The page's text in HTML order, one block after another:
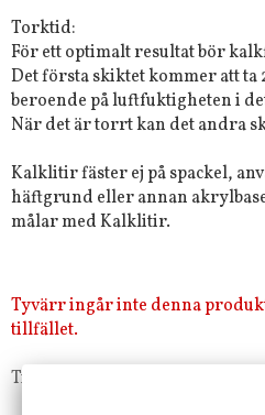
Torktid:
För ett optimalt resultat bör
Det första skiktet kommer att
beroende på luftfuktigheten i
När det är torrt kan det andra
Kalklitir fäster ej på spackel,
häftgrund eller annan
målar med Kalklitir.
Tyvärr ingår inte denna
tillfället.
Till butikens startsida »